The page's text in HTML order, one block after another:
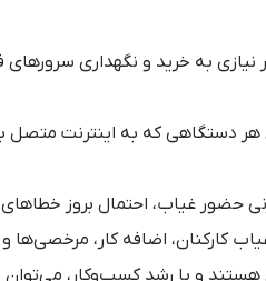
نیازی به خرید و نگهداری
هر دستگاهی که به اینترنت
حضور غیاب، احتمال بروز
کارکنان، اضافه کار، مرخصی‌ها
هستند و با رشد کسب‌وکار،